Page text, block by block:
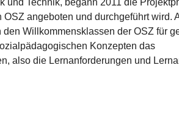
und Technik, begann 2011 die
angeboten und durchgeführt wird.
Willkommensklassen der OSZ für
Konzepten das
also die Lernanforderungen und